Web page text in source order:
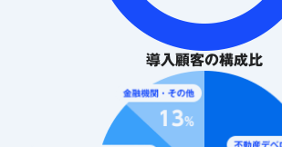
導入顧客の構成比